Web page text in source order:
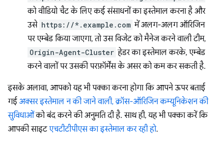
को वीडियो चैट के लिए कई संसाधनों का इस्तेमाल करना है और
उसे https://*.example.com में अलग-अलग ऑरिजिन
पर एम्बेड किया जाएगा, तो उस विजेट को मैनेज करने वाली टीम,
Origin-Agent-Cluster हेडर का इस्तेमाल करके, एम्बेड
करने वालों पर उसकी परफ़ॉर्मेंस के असर को कम कर सकती है.
इसके अलावा, आपको यह भी पक्का करना होगा कि आपने ऊपर बताई
गई अक्सर इस्तेमाल न की जाने वाली, क्रॉस-ऑरिजिन कम्यूनिकेशन की
सुविधाओंको बंद करने की अनुमति दी है. साथ ही, यह भी पक्का करें कि
आपकी साइटएचटीटीपीएस का इस्तेमाल कर रही हो.